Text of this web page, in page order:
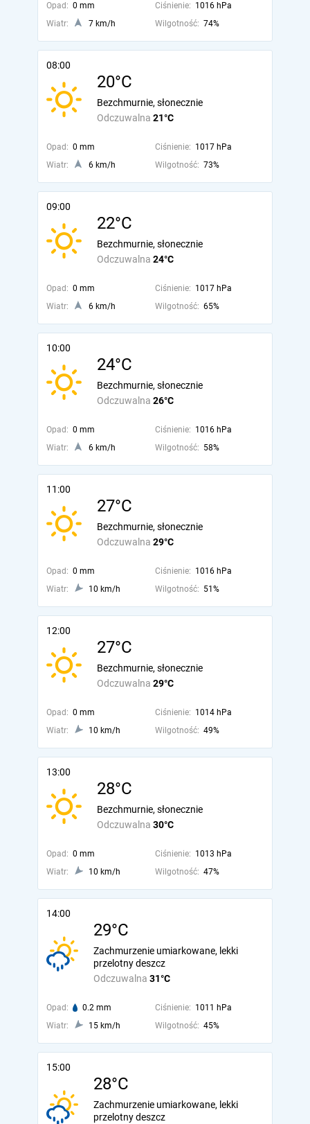
Opad: 0 mm Ciśnienie: 1016 hPa
Wiatr:
7 km/h Wilgotność: 74%
08:00
20°C
Odczuwalna 21°C
Bezchmurnie, słonecznie
Opad: 0 mm Ciśnienie: 1017 hPa
Wiatr:
6 km/h Wilgotność: 73%
09:00
22°C
Odczuwalna 24°C
Bezchmurnie, słonecznie
Opad: 0 mm Ciśnienie: 1017 hPa
Wiatr:
6 km/h Wilgotność: 65%
10:00
24°C
Odczuwalna 26°C
Bezchmurnie, słonecznie
Opad: 0 mm Ciśnienie: 1016 hPa
Wiatr:
6 km/h Wilgotność: 58%
11:00
27°C
Odczuwalna 29°C
Bezchmurnie, słonecznie
Opad: 0 mm Ciśnienie: 1016 hPa
Wiatr:
10 km/h Wilgotność: 51%
12:00
27°C
Odczuwalna 29°C
Bezchmurnie, słonecznie
Opad: 0 mm Ciśnienie: 1014 hPa
Wiatr:
10 km/h Wilgotność: 49%
13:00
28°C
Odczuwalna 30°C
Bezchmurnie, słonecznie
Opad: 0 mm Ciśnienie: 1013 hPa
Wiatr:
10 km/h Wilgotność: 47%
14:00
29°C
Odczuwalna 31°C
Zachmurzenie umiarkowane, lekki
przelotny deszcz
Opad: 0.2 mm Ciśnienie: 1011 hPa
Wiatr:
15 km/h Wilgotność: 45%
15:00
28°C
Zachmurzenie umiarkowane, lekki
przelotny deszcz